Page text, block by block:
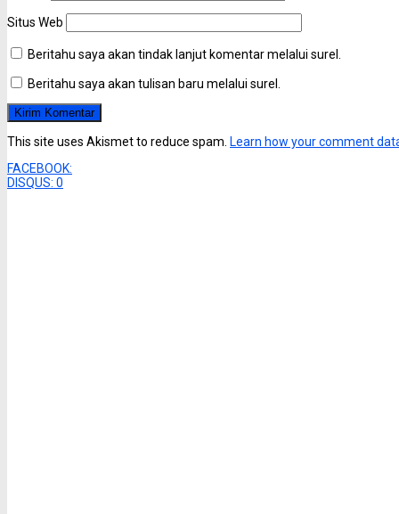
Situs Web
Beritahu saya akan tindak lanjut komentar melalui surel.
Beritahu saya akan tulisan baru melalui surel.
This site uses Akismet to reduce spam. Learn how your comment
FACEBOOK:
DISQUS: 0